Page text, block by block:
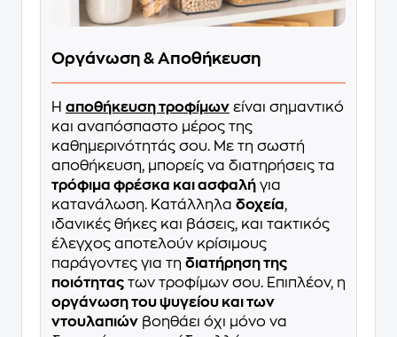
Οργάνωση & Αποθήκευση
Η αποθήκευση τροφίμων είναι σημαντικό
και αναπόσπαστο μέρος της
καθημερινότητάς σου. Με τη σωστή
αποθήκευση, μπορείς να διατηρήσεις τα
τρόφιμα φρέσκα και ασφαλή για
κατανάλωση. Κατάλληλα δοχεία,
ιδανικές θήκες και βάσεις, και τακτικός
έλεγχος αποτελούν κρίσιμους
παράγοντες για τη διατήρηση της
ποιότητας των τροφίμων σου. Επιπλέον, η
οργάνωση του ψυγείου και των
ντουλαπιών βοηθάει όχι μόνο να